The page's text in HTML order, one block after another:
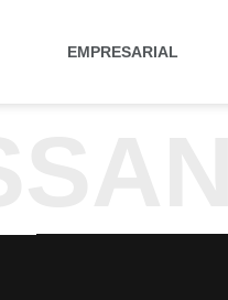
EMPRESARIAL